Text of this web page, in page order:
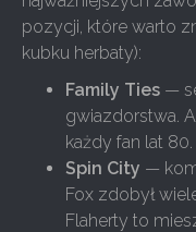
pozycji, które warto
kubku herbaty):
Family Ties —
gwiazdorstwa.
każdy fan lat 80.
Spin City —
Fox zdobył
Flaherty to